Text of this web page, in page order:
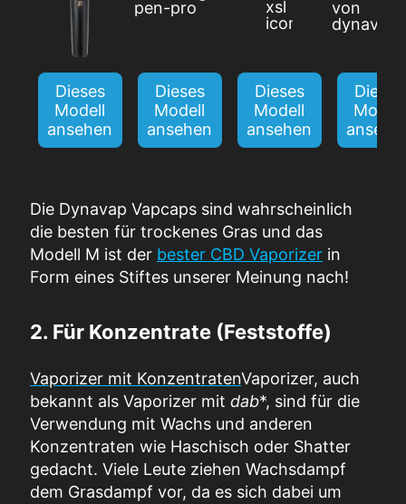
Dieses
Modell
ansehen
Dieses
Modell
ansehen
Dieses
Modell
ansehen
Dieses
Modell
Die Dynavap Vapcaps sind wahrscheinlich
die besten für trockenes Gras und das
Modell M ist der bester CBD Vaporizer in
Form eines Stiftes unserer Meinung nach!
2. Für Konzentrate (Feststoffe)
Vaporizer mit KonzentratenVaporizer, auch
bekannt als Vaporizer mit dab*, sind für die
Verwendung mit Wachs und anderen
Konzentraten wie Haschisch oder Shatter
gedacht. Viele Leute ziehen Wachsdampf
dem Grasdampf vor, da es sich dabei um